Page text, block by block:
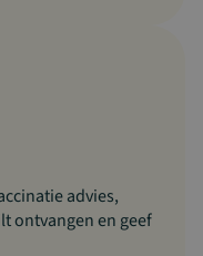
advies,
ontvangen en geef